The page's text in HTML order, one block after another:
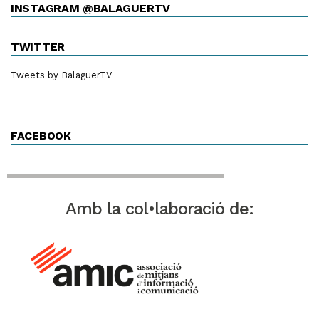
INSTAGRAM @BALAGUERTV
TWITTER
Tweets by BalaguerTV
FACEBOOK
Amb la col•laboració de: